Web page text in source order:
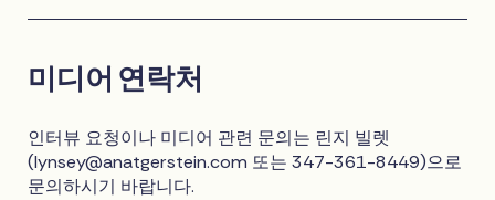
미디어 연락처
인터뷰 요청이나 미디어 관련 문의는 린지 빌렛
(lynsey@anatgerstein.com 또는 347-361-8449)으로
문의하시기 바랍니다.